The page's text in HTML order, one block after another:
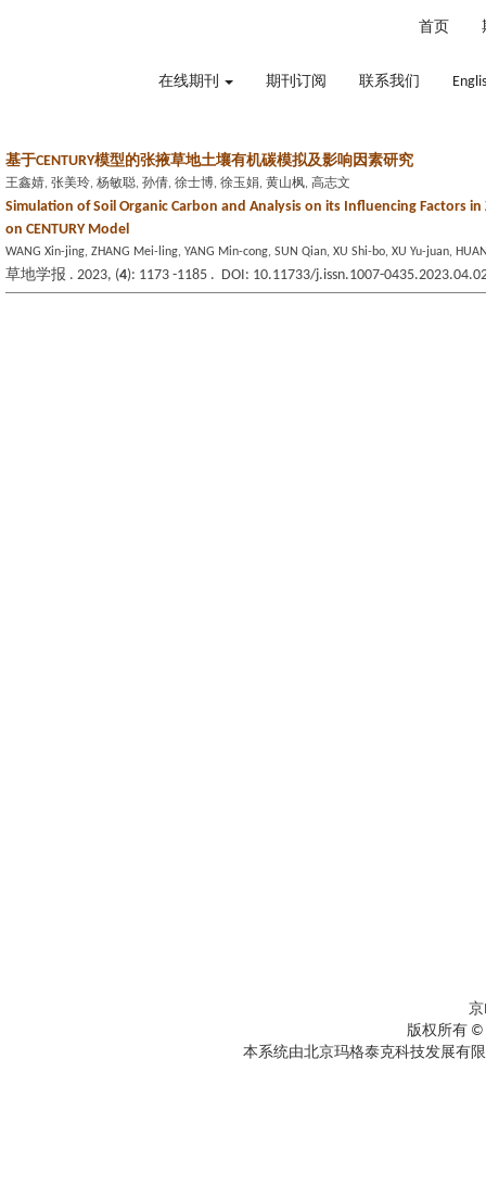
首页
在线期刊 期刊订阅 联系我们
基于CENTURY模型的张掖草地土壤有机碳模拟及影响因素研究
王鑫婧, 张美玲, 杨敏聪, 孙倩, 徐士博, 徐玉娟, 黄山枫, 高志文
Simulation of Soil Organic Carbon and Analysis on its Influencing Factors in
on CENTURY Model
WANG Xin-jing, ZHANG Mei-ling, YANG Min-cong, SUN Qian, XU Shi-bo, XU Yu-juan,
草地学报 . 2023, (4): 1173 -1185 . DOI: 10.11733/j.issn.1007-
京
版权所有 ©
本系统由北京玛格泰克科技发展有